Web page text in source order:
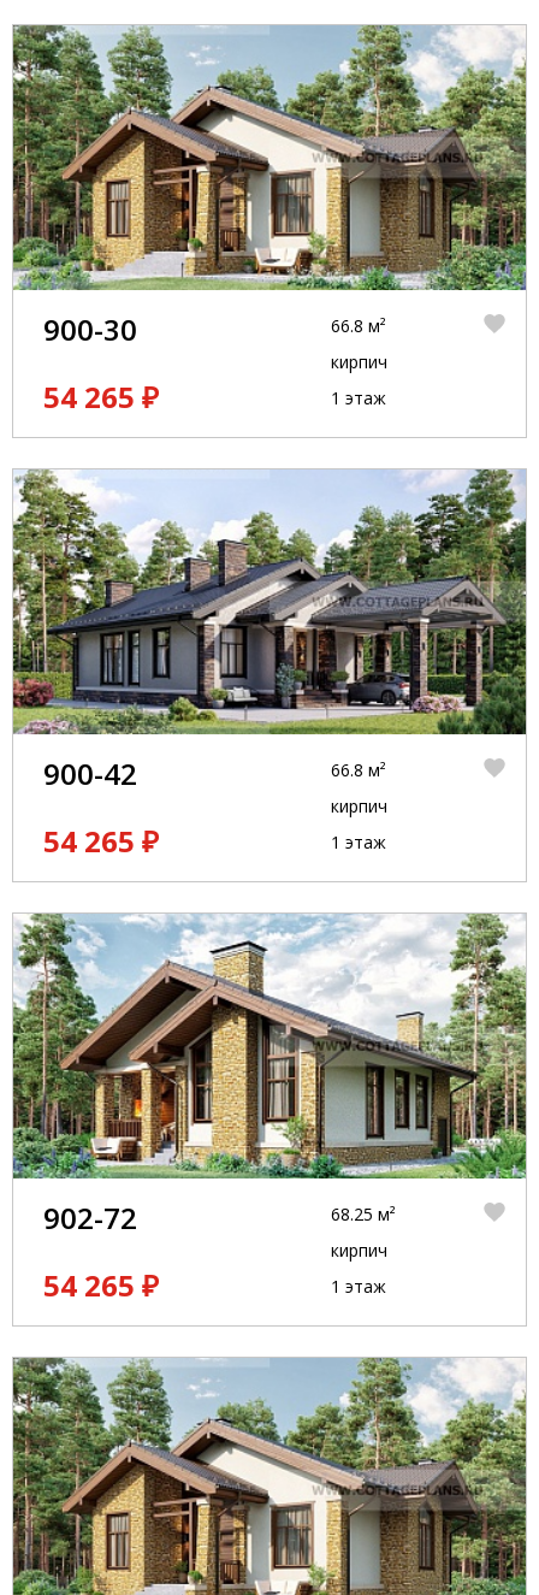
900-30
54 265 ₽
66.8 м²
кирпич
1 этаж
900-42
54 265 ₽
66.8 м²
кирпич
1 этаж
902-72
54 265 ₽
68.25 м²
кирпич
1 этаж